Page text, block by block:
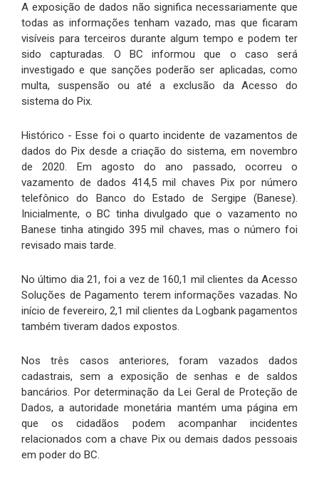
A exposição de dados não significa necessariamente que
todas as informações tenham vazado, mas que ficaram
visíveis para terceiros durante algum tempo e podem ter
sido capturadas. O BC informou que o caso será
investigado e que sanções poderão ser aplicadas, como
multa, suspensão ou até a exclusão da Acesso do
sistema do Pix.
Histórico - Esse foi o quarto incidente de vazamentos de
dados do Pix desde a criação do sistema, em novembro
de 2020. Em agosto do ano passado, ocorreu o
vazamento de dados 414,5 mil chaves Pix por número
telefônico do Banco do Estado de Sergipe (Banese).
Inicialmente, o BC tinha divulgado que o vazamento no
Banese tinha atingido 395 mil chaves, mas o número foi
revisado mais tarde.
No último dia 21, foi a vez de 160,1 mil clientes da Acesso
Soluções de Pagamento terem informações vazadas. No
início de fevereiro, 2,1 mil clientes da Logbank pagamentos
também tiveram dados expostos.
Nos três casos anteriores, foram vazados dados
cadastrais, sem a exposição de senhas e de saldos
bancários. Por determinação da Lei Geral de Proteção de
Dados, a autoridade monetária mantém uma página em
que os cidadãos podem acompanhar incidentes
relacionados com a chave Pix ou demais dados pessoais
em poder do BC.